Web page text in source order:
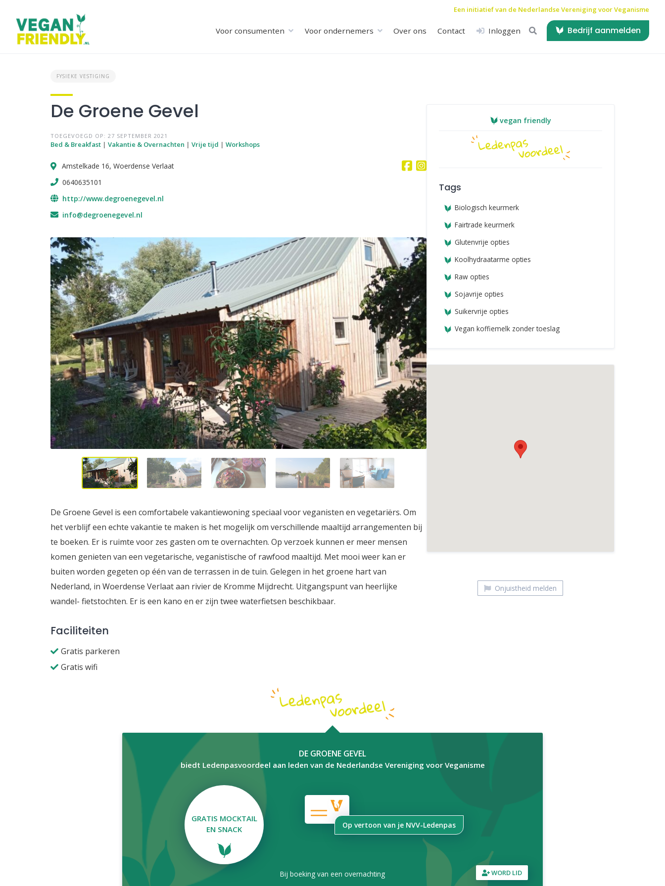
Een initiatief van de Nederlandse Vereniging voor Veganisme
content
Voor consumenten Voor ondernemers Over ons Contact Inloggen Bedrijf aanmelden
FYSIEKE VESTIGING
De Groene Gevel
TOEGEVOEGD OP: 27 SEPTEMBER 2021
Bed & Breakfast | Vakantie & Overnachten | Vrije tijd | Workshops
Amstelkade 16, Woerdense Verlaat
0640635101
http://www.degroenegevel.nl
info@degroenegevel.nl
De Groene Gevel is een comfortabele vakantiewoning speciaal voor veganisten en vegetariërs. Om
het verblijf een echte vakantie te maken is het mogelijk om verschillende maaltijd arrangementen bij
te boeken. Er is ruimte voor zes gasten om te overnachten. Op verzoek kunnen er meer mensen
komen genieten van een vegetarische, veganistische of rawfood maaltijd. Met mooi weer kan er
buiten worden gegeten op één van de terrassen in de tuin. Gelegen in het groene hart van
Nederland, in Woerdense Verlaat aan rivier de Kromme Mijdrecht. Uitgangspunt van heerlijke
wandel- fietstochten. Er is een kano en er zijn twee waterfietsen beschikbaar.
Faciliteiten
Gratis parkeren
Gratis wifi
vegan friendly
Tags
Biologisch keurmerk
Fairtrade keurmerk
Glutenvrije opties
Koolhydraatarme opties
Raw opties
Sojavrije opties
Suikervrije opties
Vegan koffiemelk zonder toeslag
Onjuistheid melden
DE GROENE GEVEL
biedt Ledenpasvoordeel aan leden van de Nederlandse Vereniging voor Veganisme
GRATIS MOCKTAIL
EN SNACK
Op vertoon van je NVV-Ledenpas
Bij boeking van een overnachting WORD LID